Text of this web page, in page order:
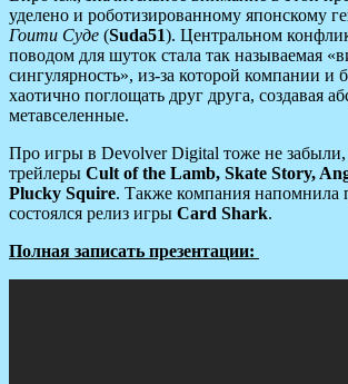
уделено и роботизированному японскому
Гоити Суде (Suda51). Центральном
поводом для шуток стала так называемая
сингулярность», из-за которой компании и
хаотично поглощать друг друга, создавая
метавселенные.
Про игры в Devolver Digital тоже не забыли,
трейлеры Cult of the Lamb, Skate Story,
Plucky Squire. Также компания напомнила
состоялся релиз игры Card Shark.
Полная записать презентации: